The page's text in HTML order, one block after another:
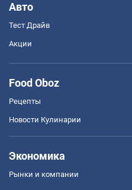
Авто
Тест Драйв
Акции
Food Oboz
Рецепты
Новости Кулинарии
Экономика
Рынки и компании